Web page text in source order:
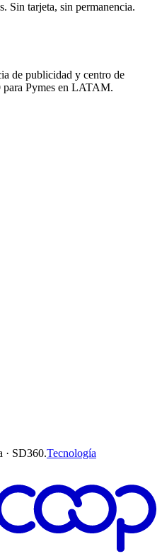
Sin tarjeta, sin permanencia.
de publicidad y centro de
para Pymes en LATAM.
· SD360.Tecnología